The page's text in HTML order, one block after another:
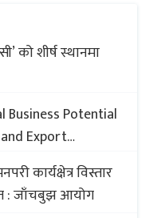
को शीर्ष स्थानमा
Business Potential
Export
of Nepali Sweets
to
कार्यक्षेत्र विस्तार
: जाँचबुझ आयोग